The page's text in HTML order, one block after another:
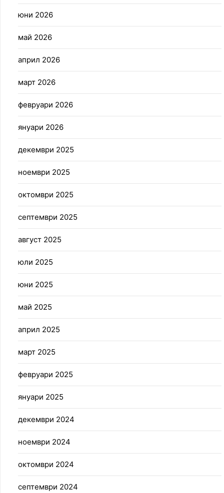
юни 2026
май 2026
април 2026
март 2026
февруари 2026
януари 2026
декември 2025
ноември 2025
октомври 2025
септември 2025
август 2025
юли 2025
юни 2025
май 2025
април 2025
март 2025
февруари 2025
януари 2025
декември 2024
ноември 2024
октомври 2024
септември 2024